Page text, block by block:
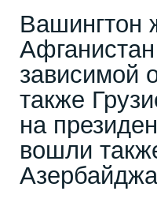
Вашингтон
зависимой
также
на
вошли